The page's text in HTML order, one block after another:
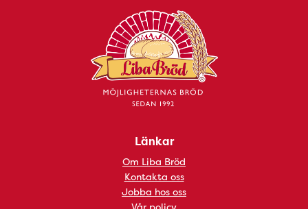
Länkar
Om Liba Bröd
Kontakta oss
Jobba hos oss